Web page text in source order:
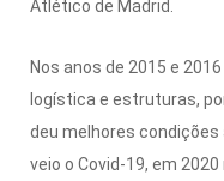
Atlético de Madrid.
Nos anos de 2015 e
logística e estruturas,
deu melhores
veio o Covid-19, em